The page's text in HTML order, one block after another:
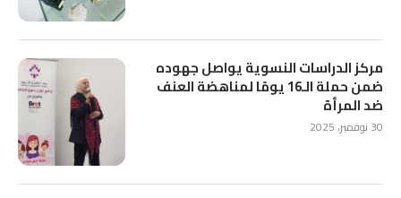
مركز الدراسات النسوية يواصل جهوده
ضمن حملة الـ16 يومًا لمناهضة العنف
ضد المرأة
30 نوفمبر، 2025